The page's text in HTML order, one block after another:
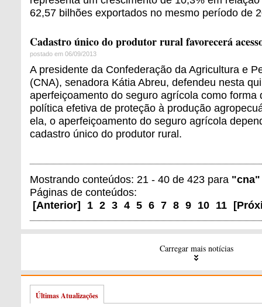
62,57 bilhões exportados no mesmo período de
Cadastro único do produtor rural favorecerá
postado em 06/09/2013
A presidente da Confederação da Agricultura e
(CNA), senadora Kátia Abreu, defendeu nesta
aperfeiçoamento do seguro agrícola como forma
política efetiva de proteção à produção
ela, o aperfeiçoamento do seguro agrícola
cadastro único do produtor rural.
Mostrando conteúdos: 21 - 40 de 423 para "cna"
Páginas de conteúdos:
[Anterior] 1 2 3 4 5 6 7 8 9 10 11 [
Carregar mais notícias
Últimas Atualizações